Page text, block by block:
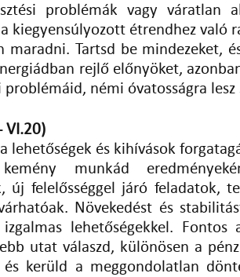
problémák vagy váratlan
kiegyensúlyozott étrendhez való
maradni. Tartsd be mindezeket,
rejlő előnyöket,
némi óvatosságra lesz
VI.20)
lehetőségek és kihívások
munkád
új felelősséggel járó feladatok,
Növekedést és
lehetőségekkel.
utat válaszd, különösen a
és kerüld a meggondolatlan